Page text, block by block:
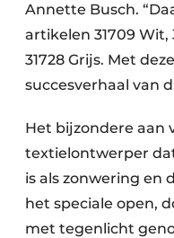
Annette Busch.
artikelen 31709 Wit,
31728 Grijs. Met
succesverhaal van
Het bijzondere aan
textielontwerper
is als zonwering en
het speciale open,
met tegenlicht